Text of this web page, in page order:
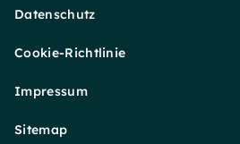
Datenschutz
Cookie-Richtlinie
Impressum
Sitemap